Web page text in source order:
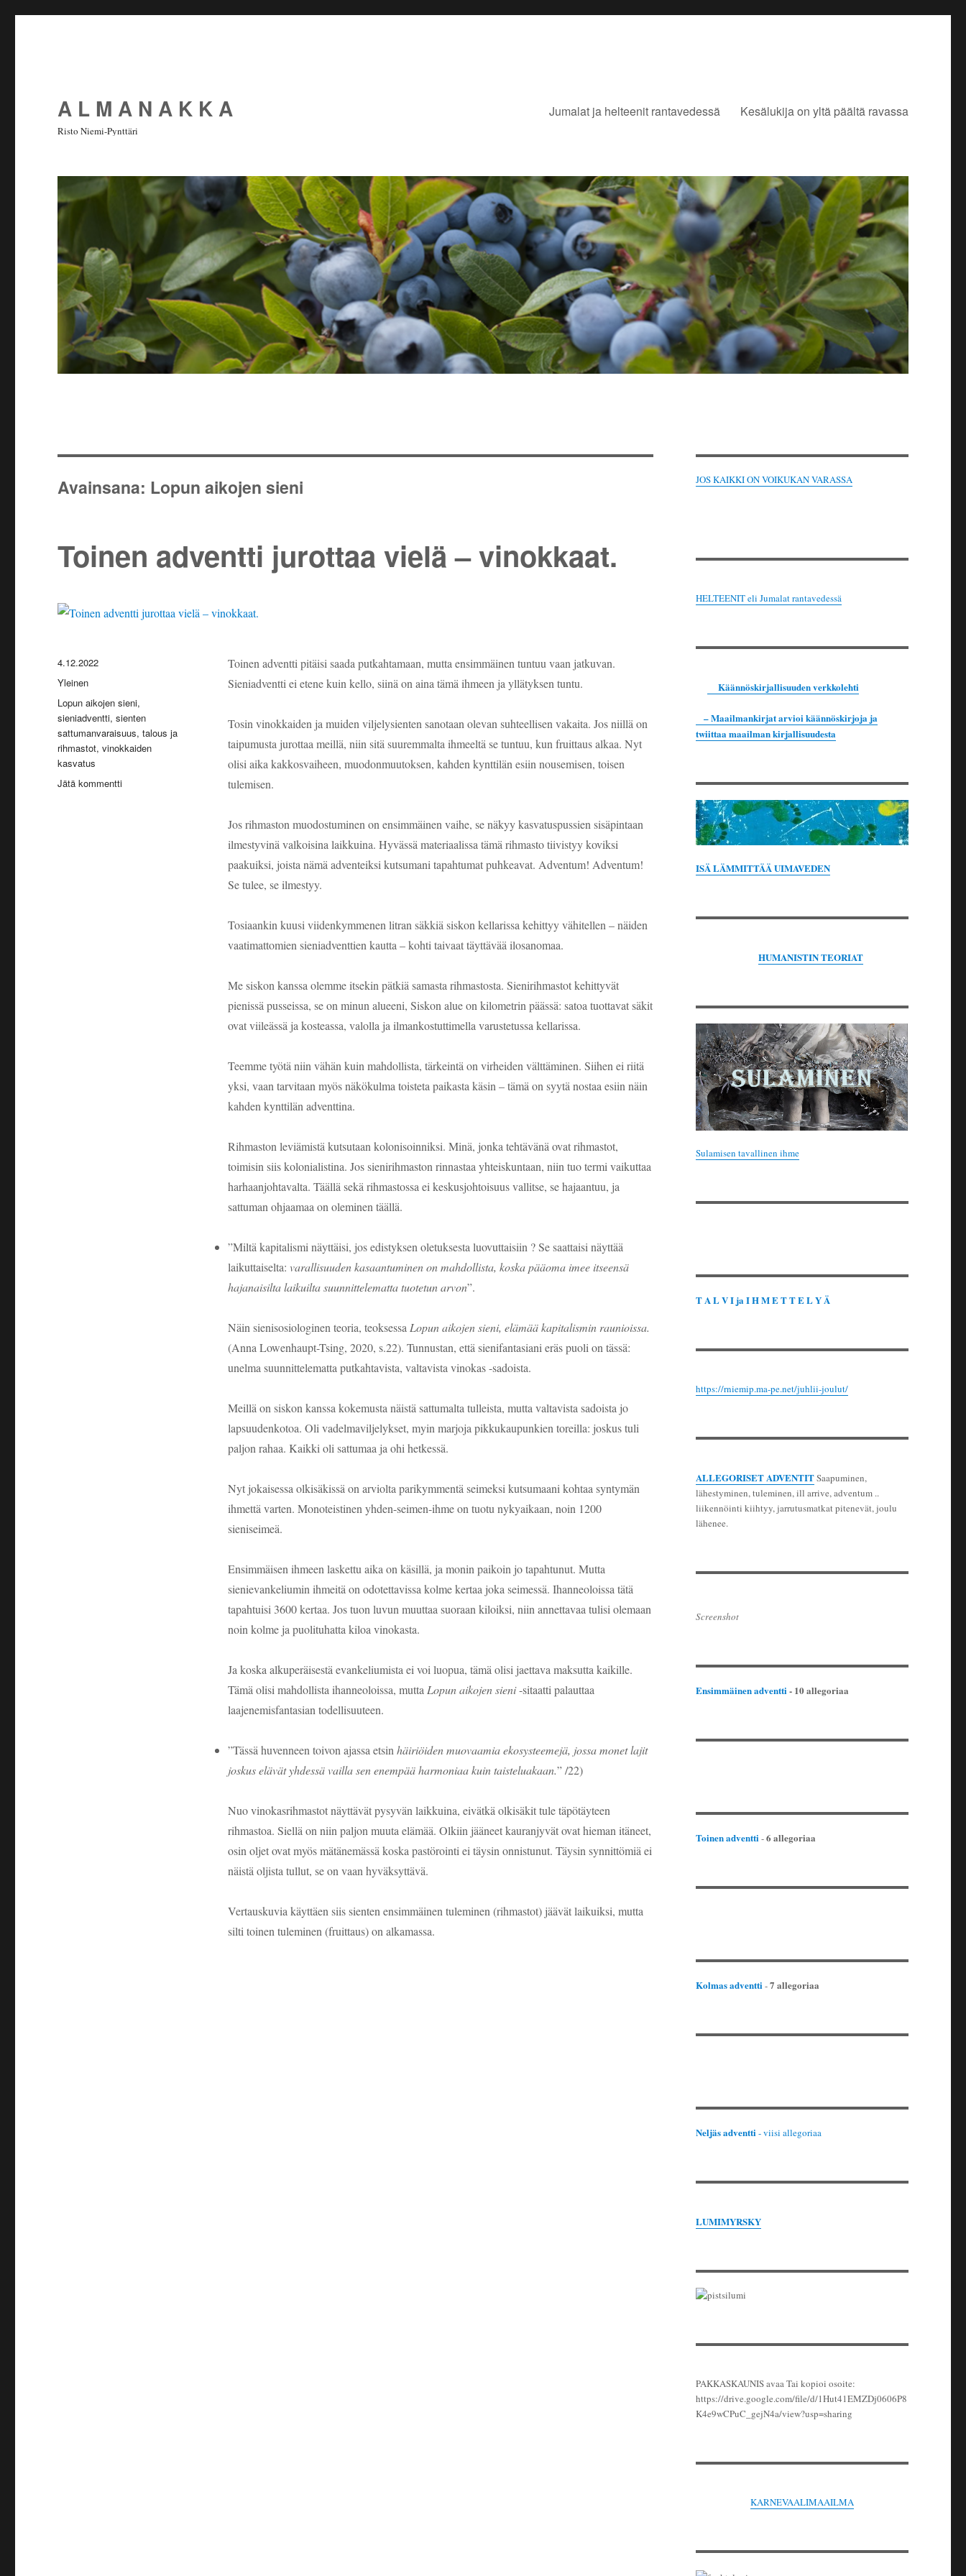
A L M A N A K K A
Risto Niemi-Pynttäri
Jumalat ja helteenit rantavedessä Kesälukija on yltä päältä ravassa
Avainsana: Lopun aikojen sieni
Toinen adventti jurottaa vielä – vinokkaat.
Toinen adventti pitäisi saada putkahtamaan, mutta ensimmäinen tuntuu vaan jatkuvan.
Sieniadventti ei etene kuin kello, siinä on aina tämä ihmeen ja yllätyksen tuntu.
Tosin vinokkaiden ja muiden viljelysienten sanotaan olevan suhteellisen vakaita. Jos niillä on
taipumusta jurottaa meillä, niin sitä suuremmalta ihmeeltä se tuntuu, kun fruittaus alkaa. Nyt
olisi aika kakkosvaiheen, muodonmuutoksen, kahden kynttilän esiin nousemisen, toisen
tulemisen.
Jos rihmaston muodostuminen on ensimmäinen vaihe, se näkyy kasvatuspussien sisäpintaan
ilmestyvinä valkoisina laikkuina. Hyvässä materiaalissa tämä rihmasto tiivistyy koviksi
paakuiksi, joista nämä adventeiksi kutsumani tapahtumat puhkeavat. Adventum! Adventum!
Se tulee, se ilmestyy.
Tosiaankin kuusi viidenkymmenen litran säkkiä siskon kellarissa kehittyy vähitellen – näiden
vaatimattomien sieniadventtien kautta – kohti taivaat täyttävää ilosanomaa.
Me siskon kanssa olemme itsekin pätkiä samasta rihmastosta. Sienirihmastot kehittyvät
pienissä pusseissa, se on minun alueeni, Siskon alue on kilometrin päässä: satoa tuottavat säkit
ovat viileässä ja kosteassa, valolla ja ilmankostuttimella varustetussa kellarissa.
Teemme työtä niin vähän kuin mahdollista, tärkeintä on virheiden välttäminen. Siihen ei riitä
yksi, vaan tarvitaan myös näkökulma toisteta paikasta käsin – tämä on syytä nostaa esiin näin
kahden kynttilän adventtina.
Rihmaston leviämistä kutsutaan kolonisoinniksi. Minä, jonka tehtävänä ovat rihmastot,
toimisin siis kolonialistina. Jos sienirihmaston rinnastaa yhteiskuntaan, niin tuo termi vaikuttaa
harhaanjohtavalta. Täällä sekä rihmastossa ei keskusjohtoisuus vallitse, se hajaantuu, ja
sattuman ohjaamaa on oleminen täällä.
”Miltä kapitalismi näyttäisi, jos edistyksen oletuksesta luovuttaisiin ? Se saattaisi näyttää
laikuttaiselta: varallisuuden kasaantuminen on mahdollista, koska pääoma imee itseensä
hajanaisilta laikuilta suunnittelematta tuotetun arvon”.
Näin sienisosiologinen teoria, teoksessa Lopun aikojen sieni, elämää kapitalismin raunioissa.
(Anna Lowenhaupt-Tsing, 2020, s.22). Tunnustan, että sienifantasiani eräs puoli on tässä:
unelma suunnittelematta putkahtavista, valtavista vinokas -sadoista.
Meillä on siskon kanssa kokemusta näistä sattumalta tulleista, mutta valtavista sadoista jo
lapsuudenkotoa. Oli vadelmaviljelykset, myin marjoja pikkukaupunkien toreilla: joskus tuli
paljon rahaa. Kaikki oli sattumaa ja ohi hetkessä.
Nyt jokaisessa olkisäkissä on arviolta parikymmentä seimeksi kutsumaani kohtaa syntymän
ihmettä varten. Monoteistinen yhden-seimen-ihme on tuotu nykyaikaan, noin 1200
sieniseimeä.
Ensimmäisen ihmeen laskettu aika on käsillä, ja monin paikoin jo tapahtunut. Mutta
sienievankeliumin ihmeitä on odotettavissa kolme kertaa joka seimessä. Ihanneoloissa tätä
tapahtuisi 3600 kertaa. Jos tuon luvun muuttaa suoraan kiloiksi, niin annettavaa tulisi olemaan
noin kolme ja puolituhatta kiloa vinokasta.
Ja koska alkuperäisestä evankeliumista ei voi luopua, tämä olisi jaettava maksutta kaikille.
Tämä olisi mahdollista ihanneoloissa, mutta Lopun aikojen sieni-sitaatti palauttaa
laajenemisfantasian todellisuuteen.
”Tässä huvenneen toivon ajassa etsin häiriöiden muovaamia ekosysteemejä, jossa monet lajit
joskus elävät yhdessä vailla sen enempää harmoniaa kuin taisteluakaan.” /22)
Nuo vinokasrihmastot näyttävät pysyvän laikkuina, eivätkä olkisäkit tule täpötäyteen
rihmastoa. Siellä on niin paljon muuta elämää. Olkiin jääneet kauranjyvät ovat hieman itäneet,
osin oljet ovat myös mätänemässä koska pastörointi ei täysin onnistunut. Täysin synnittömiä ei
näistä oljista tullut, se on vaan hyväksyttävä.
Vertauskuvia käyttäen siis sienten ensimmäinen tuleminen (rihmastot) jäävät laikuiksi, mutta
silti toinen tuleminen (fruittaus) on alkamassa.
Julkaistu
4.12.2022
Kategoriat
Yleinen
Avainsanat
Lopun aikojen sieni,
sieniadventti,sienten
sattumanvaraisuus,talous ja
rihmastot,vinokkaiden
kasvatus
Jätä kommenttiartikkeliin
JOS KAIKKI ON VOIKUKAN VARASSA
HELTEENIT eli Jumalat rantavedessä
Käännöskirjallisuuden verkkolehti
– Maailmankirjat arvioi käännöskirjoja ja
twiittaa maailman kirjallisuudesta
ISÄ LÄMMITTÄÄ UIMAVEDEN
HUMANISTIN TEORIAT
Sulamisen tavallinen ihme
T A L V I ja I H M E T T E L Y Ä
https://rniemip.ma-pe.net/juhlii-joulut/
ALLEGORISET ADVENTITSaapuminen,
lähestyminen, tuleminen, ill arrive, adventum ..
liikennöinti kiihtyy, jarrutusmatkat pitenevät, joulu
lähenee.
Screenshot
Ensimmäinen adventti- 10 allegoriaa
Toinen adventti-6 allegoriaa
Kolmas adventti-7 allegoriaa
Neljäs adventti- viisi allegoriaa
LUMIMYRSKY
PAKKASKAUNIS avaa Tai kopioi osoite:
https://drive.google.com/file/d/1Hut41EMZDj0606P8
K4e9wCPuC_gejN4a/view?usp=sharing
KARNEVAALIMAAILMA